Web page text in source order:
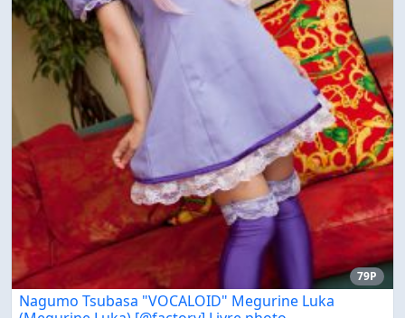
79P
Nagumo Tsubasa "VOCALOID" Megurine Luka